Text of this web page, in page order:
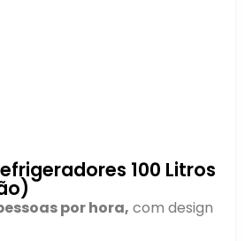
100 Litros
por hora, com design